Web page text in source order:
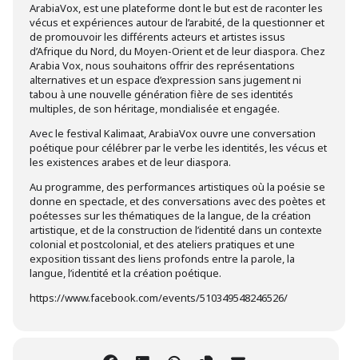
ArabiaVox, est une plateforme dont le but est de raconter les
vécus et expériences autour de l’arabité, de la questionner et
de promouvoir les différents acteurs et artistes issus
d’Afrique du Nord, du Moyen-Orient et de leur diaspora. Chez
Arabia Vox, nous souhaitons offrir des représentations
alternatives et un espace d’expression sans jugement ni
tabou à une nouvelle génération fière de ses identités
multiples, de son héritage, mondialisée et engagée.
Avec le festival Kalimaat, ArabiaVox ouvre une conversation
poétique pour célébrer par le verbe les identités, les vécus et
les existences arabes et de leur diaspora.
Au programme, des performances artistiques où la poésie se
donne en spectacle, et des conversations avec des poètes et
poétesses sur les thématiques de la langue, de la création
artistique, et de la construction de l’identité dans un contexte
colonial et postcolonial, et des ateliers pratiques et une
exposition tissant des liens profonds entre la parole, la
langue, l’identité et la création poétique.
https://www.facebook.com/events/510349548246526/